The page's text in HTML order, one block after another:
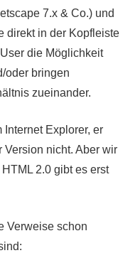
7.x & Co.) und
direkt in der Kopfleiste
die Möglichkeit
oder bringen
zueinander.
Internet Explorer, er
Version nicht. Aber wir
2.0 gibt es erst
Verweise schon